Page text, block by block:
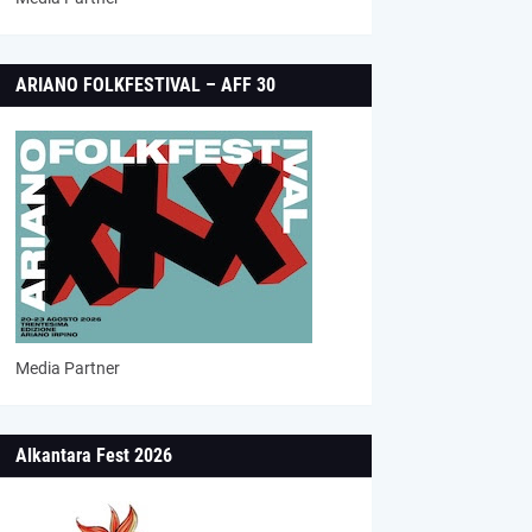
ARIANO FOLKFESTIVAL – AFF 30
Media Partner
Alkantara Fest 2026